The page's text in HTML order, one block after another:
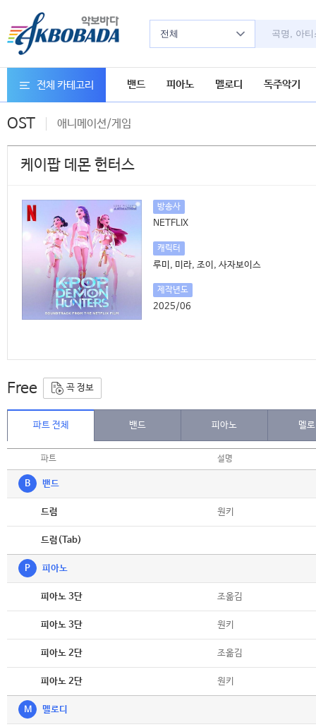
전체
전체 카테고리 밴드 피아노 멜로디 독주악기
OST 애니메이션/게임
케이팝 데몬 헌터스
방송사
NETFLIX
캐릭터
루미, 미라, 조이, 사자보이스
제작년도
2025/06
Free 곡 정보
파트 전체 밴드 피아노 멜
파트 설명
B 밴드
드럼 원키
드럼(Tab)
P 피아노
피아노 3단 조옮김
피아노 3단 원키
피아노 2단 조옮김
피아노 2단 원키
M 멜로디